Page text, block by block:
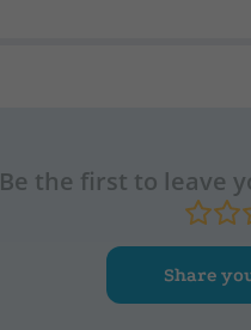
Be the first to leave
Share